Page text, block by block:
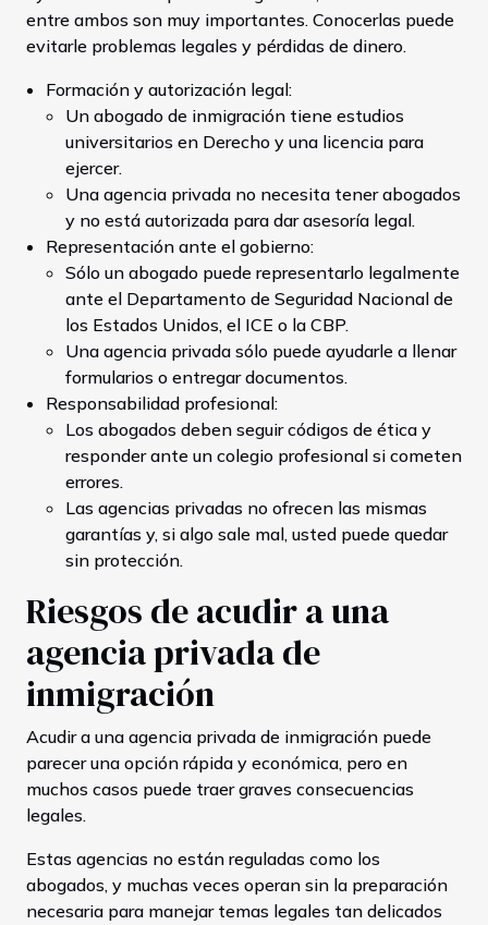
entre ambos son muy importantes. Conocerlas puede
evitarle problemas legales y pérdidas de dinero.
Formación y autorización legal:
Un abogado de inmigración tiene estudios
universitarios en Derecho y una licencia para
ejercer.
Una agencia privada no necesita tener abogados
y no está autorizada para dar asesoría legal.
Representación ante el gobierno:
Sólo un abogado puede representarlo legalmente
ante el Departamento de Seguridad Nacional de
los Estados Unidos, el ICE o la CBP.
Una agencia privada sólo puede ayudarle a llenar
formularios o entregar documentos.
Responsabilidad profesional:
Los abogados deben seguir códigos de ética y
responder ante un colegio profesional si cometen
errores.
Las agencias privadas no ofrecen las mismas
garantías y, si algo sale mal, usted puede quedar
sin protección.
Riesgos de acudir a una
agencia privada de
inmigración
Acudir a una agencia privada de inmigración puede
parecer una opción rápida y económica, pero en
muchos casos puede traer graves consecuencias
legales.
Estas agencias no están reguladas como los
abogados, y muchas veces operan sin la preparación
necesaria para manejar temas legales tan delicados